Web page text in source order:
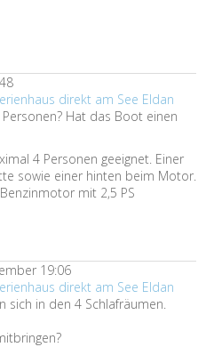
direkt am See Eldan
Hat das Boot einen
4 Personen geeignet. Einer
sowie einer hinten beim Motor.
mit 2,5 PS
19:06
direkt am See Eldan
sich in den 4 Schlafräumen.